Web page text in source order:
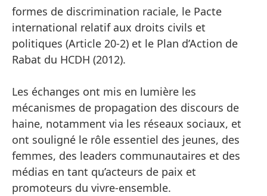
formes de discrimination raciale, le Pacte
international relatif aux droits civils et
politiques (Article 20-2) et le Plan d’Action de
Rabat du HCDH (2012).
Les échanges ont mis en lumière les
mécanismes de propagation des discours de
haine, notamment via les réseaux sociaux, et
ont souligné le rôle essentiel des jeunes, des
femmes, des leaders communautaires et des
médias en tant qu’acteurs de paix et
promoteurs du vivre-ensemble.